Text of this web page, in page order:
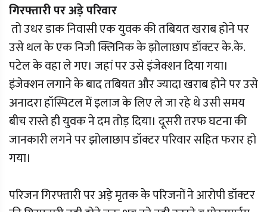
गिरफ्तारी पर अड़े परिवार
तो उधर डाक निवासी एक युवक की तबियत खराब होने पर
उसे थल के एक निजी क्लिनिक के झोलाछाप डॉक्टर के.के.
पटेल के वहा ले गए। जहां पर उसे इंजेक्शन दिया गया।
इंजेक्शन लगाने के बाद तबियत और ज्यादा खराब होने पर उसे
अनादरा हॉस्पिटल में इलाज के लिए ले जा रहे थे उसी समय
बीच रास्ते ही युवक ने दम तोड़ दिया। दूसरी तरफ घटना की
जानकारी लगने पर झोलाछाप डॉक्टर परिवार सहित फरार हो
गया।
परिजन गिरफ्तारी पर अड़े मृतक के परिजनों ने आरोपी डॉक्टर